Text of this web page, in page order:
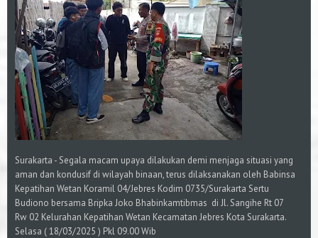
Surakarta - Segala macam upaya dilakukan demi menjaga situasi yang
aman dan kondusif di wilayah binaan, terus dilaksanakan oleh Babinsa
Kepatihan Wetan Koramil 04/Jebres Kodim 0735/Surakarta Sertu
Budiono bersama Bripka Joko Bhabinkamtibmas di Jl. Sangihe Rt 07
Rw 02 Kelurahan Kepatihan Wetan Kecamatan Jebres Kota Surakarta.
Selasa ( 18/03/2025 ) Pkl 09.00 Wib